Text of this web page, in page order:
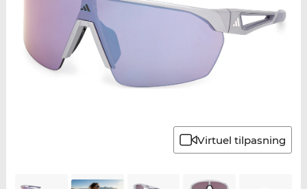
Virtuel tilpasning